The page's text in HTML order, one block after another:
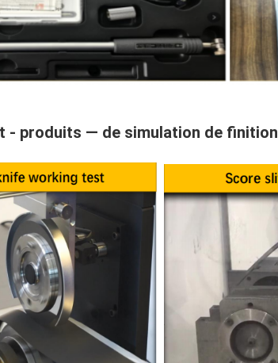
- produits — de simulation de finition